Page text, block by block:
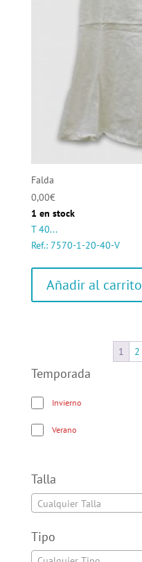
Falda
0,00€
1 en stock
T 40...
Ref.: 7570-1-20-40-V
Añadir al carrito
1 2
Temporada
Invierno
Verano
Talla
Cualquier Talla
Tipo